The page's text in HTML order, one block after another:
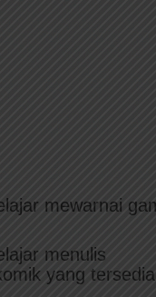
mewarnai
menulis
yang